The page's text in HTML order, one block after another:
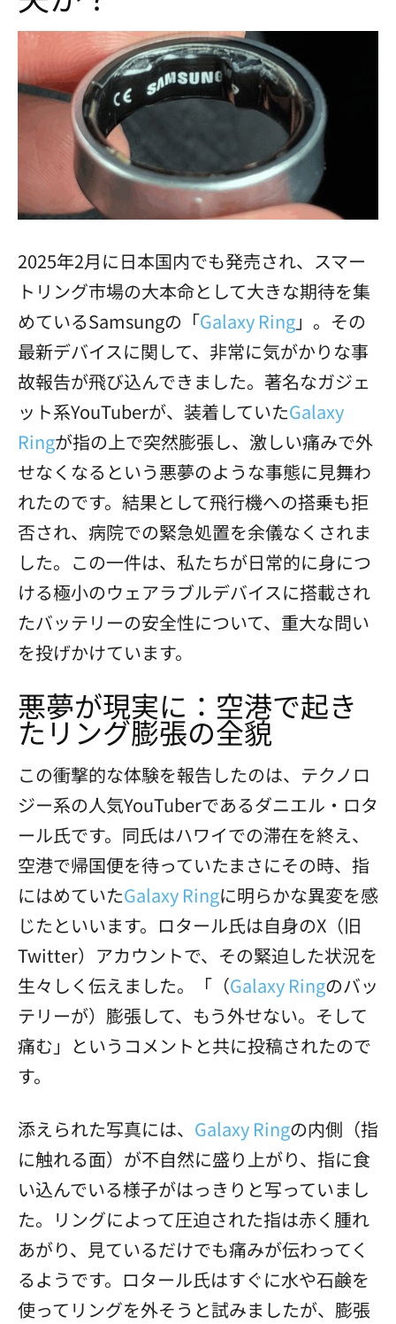
2025年2月に日本国内でも発売され、スマー
トリング市場の大本命として大きな期待を集
めているSamsungの「Galaxy Ring」。その
最新デバイスに関して、非常に気がかりな事
故報告が飛び込んできました。著名なガジェ
ット系YouTuberが、装着していたGalaxy
Ringが指の上で突然膨張し、激しい痛みで外
せなくなるという悪夢のような事態に見舞わ
れたのです。結果として飛行機への搭乗も拒
否され、病院での緊急処置を余儀なくされま
した。この一件は、私たちが日常的に身につ
ける極小のウェアラブルデバイスに搭載され
たバッテリーの安全性について、重大な問い
を投げかけています。
悪夢が現実に：空港で起き
たリング膨張の全貌
この衝撃的な体験を報告したのは、テクノロ
ジー系の人気YouTuberであるダニエル・ロタ
ール氏です。同氏はハワイでの滞在を終え、
空港で帰国便を待っていたまさにその時、指
にはめていたGalaxy Ringに明らかな異変を感
じたといいます。ロタール氏は自身のX（旧
Twitter）アカウントで、その緊迫した状況を
生々しく伝えました。「（Galaxy Ringのバッ
テリーが）膨張して、もう外せない。そして
痛む」というコメントと共に投稿されたので
す。
添えられた写真には、 Galaxy Ringの内側（指
に触れる面）が不自然に盛り上がり、指に食
い込んでいる様子がはっきりと写っていまし
た。リングによって圧迫された指は赤く腫れ
あがり、見ているだけでも痛みが伝わってく
るようです。ロタール氏はすぐに水や石鹸を
使ってリングを外そうと試みましたが、膨張